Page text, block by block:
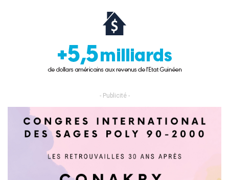
- Publicité -